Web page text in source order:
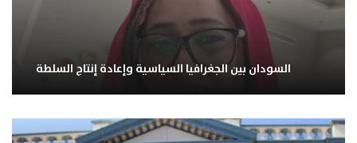
السودان بين الجغرافيا السياسية وإعادة إنتاج السلطة